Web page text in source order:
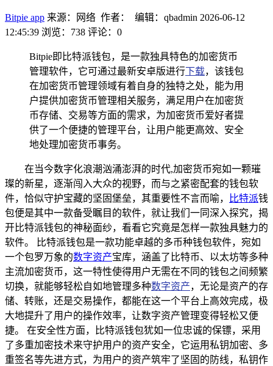
Bitpie app 来源：网络 作者： 编辑：qbadmin 2026-06-12
12:45:39 浏览：738 评论：0
Bitpie即比特派钱包，是一款独具特色的加密货币
管理软件，它可通过最新安卓版进行下载，该钱包
在加密货币管理领域有着自身的独特之处，能为用
户提供加密货币管理相关服务，满足用户在加密货
币存储、交易等方面的需求，为加密货币爱好者提
供了一个便捷的管理平台，让用户能更高效、安全
地处理加密货币事务。
在当今数字化浪潮汹涌澎湃的时代,加密货币宛如一颗璀
璨的新星，逐渐闯入大众的视野，而与之紧密配套的钱包软
件，恰似守护宝藏的坚固堡垒，其重要性不言而喻，
比特派钱
包便是其中一款备受瞩目的软件，就让我们一同深入探究，揭
开比特派钱包的神秘面纱，看看它究竟是怎样一款独具魅力的
软件。 比特派钱包是一款功能卓越的多币种钱包软件，宛如
一个包罗万象的数字资产宝库，涵盖了比特币、以太坊等多种
主流加密货币，这一特性使得用户无需在不同的钱包之间频繁
切换，就能够轻松自如地管理多种数字资产，无论是资产的存
储、转账，还是交易操作，都能在这一个平台上高效完成，极
大地提升了用户的操作效率，让数字资产管理变得轻松又便
捷。 在安全性方面，比特派钱包犹如一位忠诚的保镖，采用
了多重加密技术来守护用户的资产安全，它运用私钥加密、多
重签名等先进方式，为用户的资产筑牢了坚固的防线，私钥作